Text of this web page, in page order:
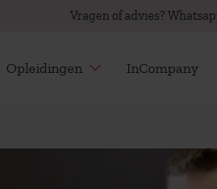
Vragen of advies?
Opleidingen InCompany